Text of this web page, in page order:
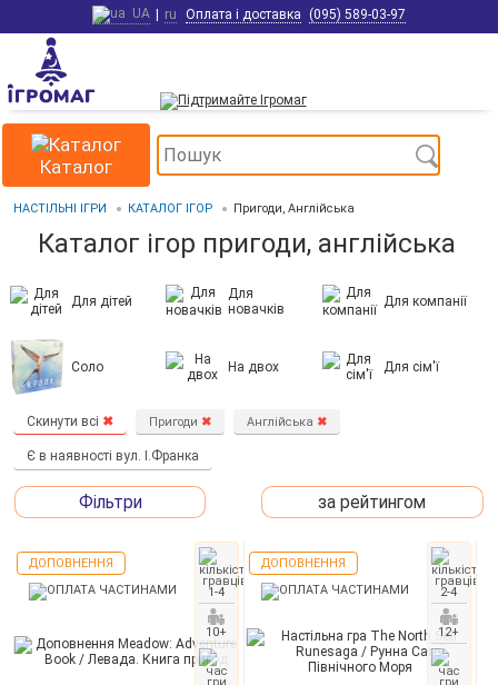
UA | ru Оплата і доставка (095) 589-03-97
Каталог
НАСТІЛЬНІ ІГРИ КАТАЛОГ ІГОР Пригоди, Англійська
Каталог ігор пригоди, англійська
Для дітей
Для
новачків
Для компанії
Соло На двох Для сім'ї
Скинути всі ✖ Пригоди ✖ Англійська ✖
Є в наявності вул. І.Франка
Фільтри за рейтингом
1-4
10+
ДОПОВНЕННЯ
2-4
12+
ДОПОВНЕННЯ